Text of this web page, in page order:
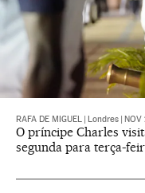
RAFA DE MIGUEL Londres NOV
O príncipe Charles
segunda para terça-